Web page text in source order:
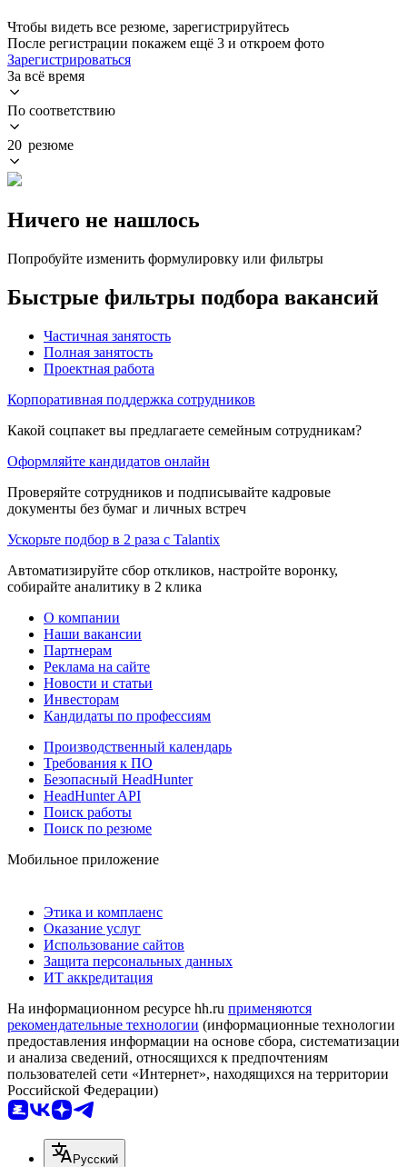
Чтобы видеть все резюме, зарегистрируйтесь
После регистрации покажем ещё 3 и откроем фото
Зарегистрироваться
За всё время
По соответствию
20 резюме
Ничего не нашлось
Попробуйте изменить формулировку или фильтры
Быстрые фильтры подбора вакансий
Частичная занятость
Полная занятость
Проектная работа
Корпоративная поддержка сотрудников
Какой соцпакет вы предлагаете семейным сотрудникам?
Оформляйте кандидатов онлайн
Проверяйте сотрудников и подписывайте кадровые
документы без бумаг и личных встреч
Ускорьте подбор в 2 раза с Talantix
Автоматизируйте сбор откликов, настройте воронку,
собирайте аналитику в 2 клика
О компании
Наши вакансии
Партнерам
Реклама на сайте
Новости и статьи
Инвесторам
Кандидаты по профессиям
Производственный календарь
Требования к ПО
Безопасный HeadHunter
HeadHunter API
Поиск работы
Поиск по резюме
Мобильное приложение
Этика и комплаенс
Оказание услуг
Использование сайтов
Защита персональных данных
ИТ аккредитация
На информационном ресурсе hh.ru применяются
рекомендательные технологии (информационные технологии
предоставления информации на основе сбора, систематизации
и анализа сведений, относящихся к предпочтениям
пользователей сети «Интернет», находящихся на территории
Российской Федерации)
Русский